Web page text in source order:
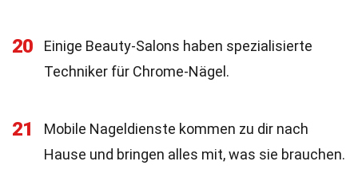
20
Einige Beauty-Salons haben spezialisierte
Techniker für Chrome-Nägel.
21
Mobile Nageldienste kommen zu dir nach
Hause und bringen alles mit, was sie brauchen.